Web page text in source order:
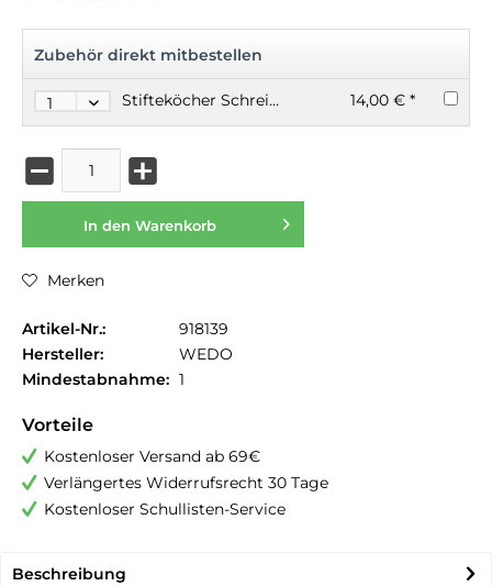
Zubehör direkt mitbestellen
Stifteköcher Schreibköcher aus Bambus 14,00 € *
In den Warenkorb
Merken
Artikel-Nr.:
918139
Hersteller:
WEDO
Mindestabnahme: 1
Vorteile
Kostenloser Versand ab 69€
Verlängertes Widerrufsrecht 30 Tage
Kostenloser Schullisten-Service
Beschreibung